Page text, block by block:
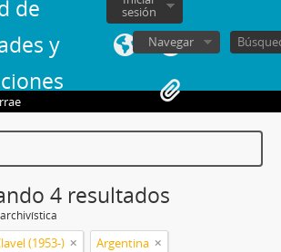
de
y
sesión
Navegar
4 resultados
(1953-) Argentina